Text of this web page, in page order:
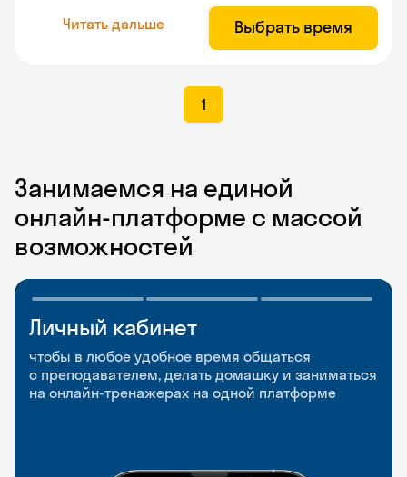
Читать дальше Выбрать время
1
Занимаемся на единой
онлайн-платформе с массой
возможностей
Личный кабинет
чтобы в любое удобное время общаться
с преподавателем, делать домашку и заниматься
на онлайн-тренажерах на одной платформе
Мобильное
приложение
чтобы заниматься и изучать новые слова где
и когда удобно
Разговорные клубы
и Talks
Групповые занятия для разговорной практики
и индивидуальные встречи с преподавателями